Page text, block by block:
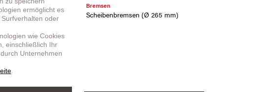
Bremsen
Scheibenbremsen (Ø 265 mm)
ermöglicht es
oder
wie Cookies
einschließlich Ihr
Unternehmen